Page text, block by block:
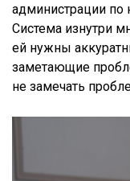
администрации
Система изнутри
ей нужны
заметающие
не замечать